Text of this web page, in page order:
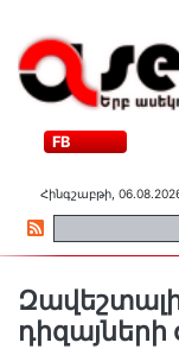
FB
Հինգշաբթի,
դիզայների